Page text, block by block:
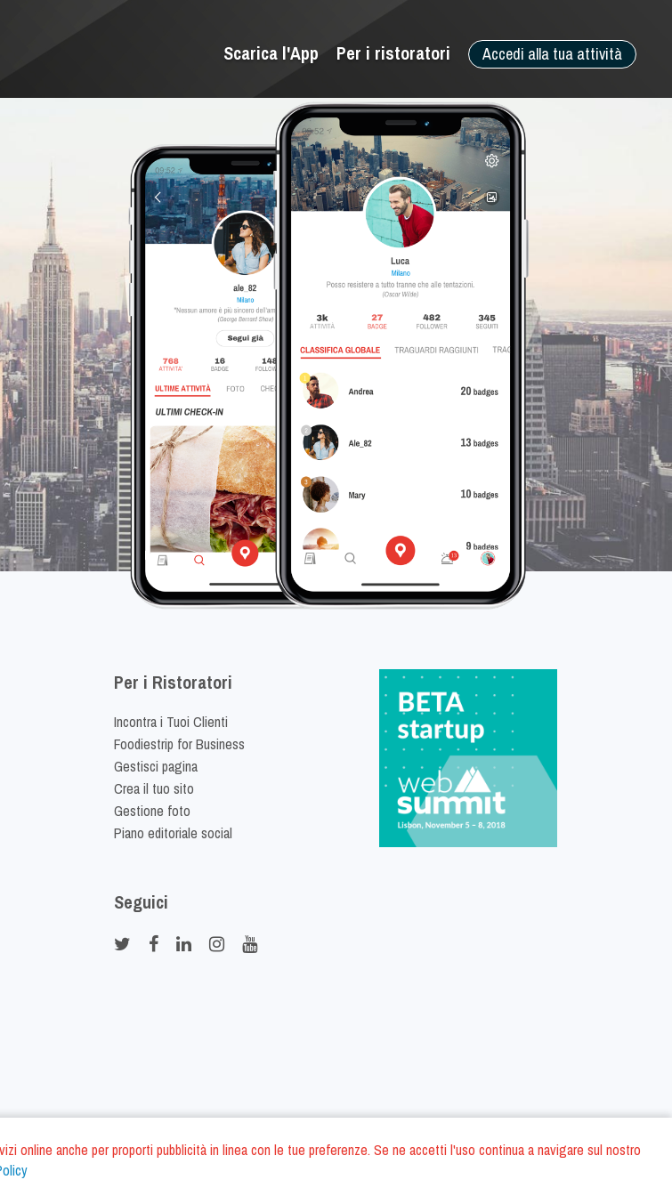
online anche per proporti pubblicità in linea con le tue preferenze. Se ne accetti l'uso continua a navigare sul nostro
Accedi alla tua attività
Per i ristoratori
Scarica l'App
Per i Ristoratori
Incontra i Tuoi Clienti
Foodiestrip for Business
Gestisci pagina
Crea il tuo sito
Gestione foto
Piano editoriale social
Seguici